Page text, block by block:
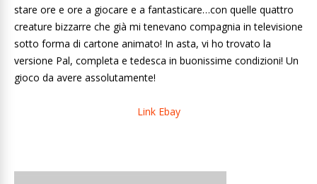
stare ore e ore a giocare e a fantasticare…con quelle quattro
creature bizzarre che già mi tenevano compagnia in televisione
sotto forma di cartone animato! In asta, vi ho trovato la
versione Pal, completa e tedesca in buonissime condizioni! Un
gioco da avere assolutamente!
Link Ebay